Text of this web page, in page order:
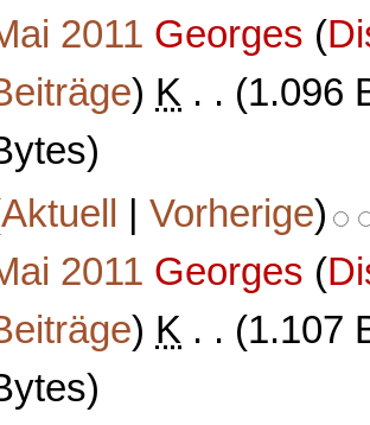
2011 Georges (
) K . . (1.096
Aktuell |Vorherige)
2011 Georges (
) K . . (1.107